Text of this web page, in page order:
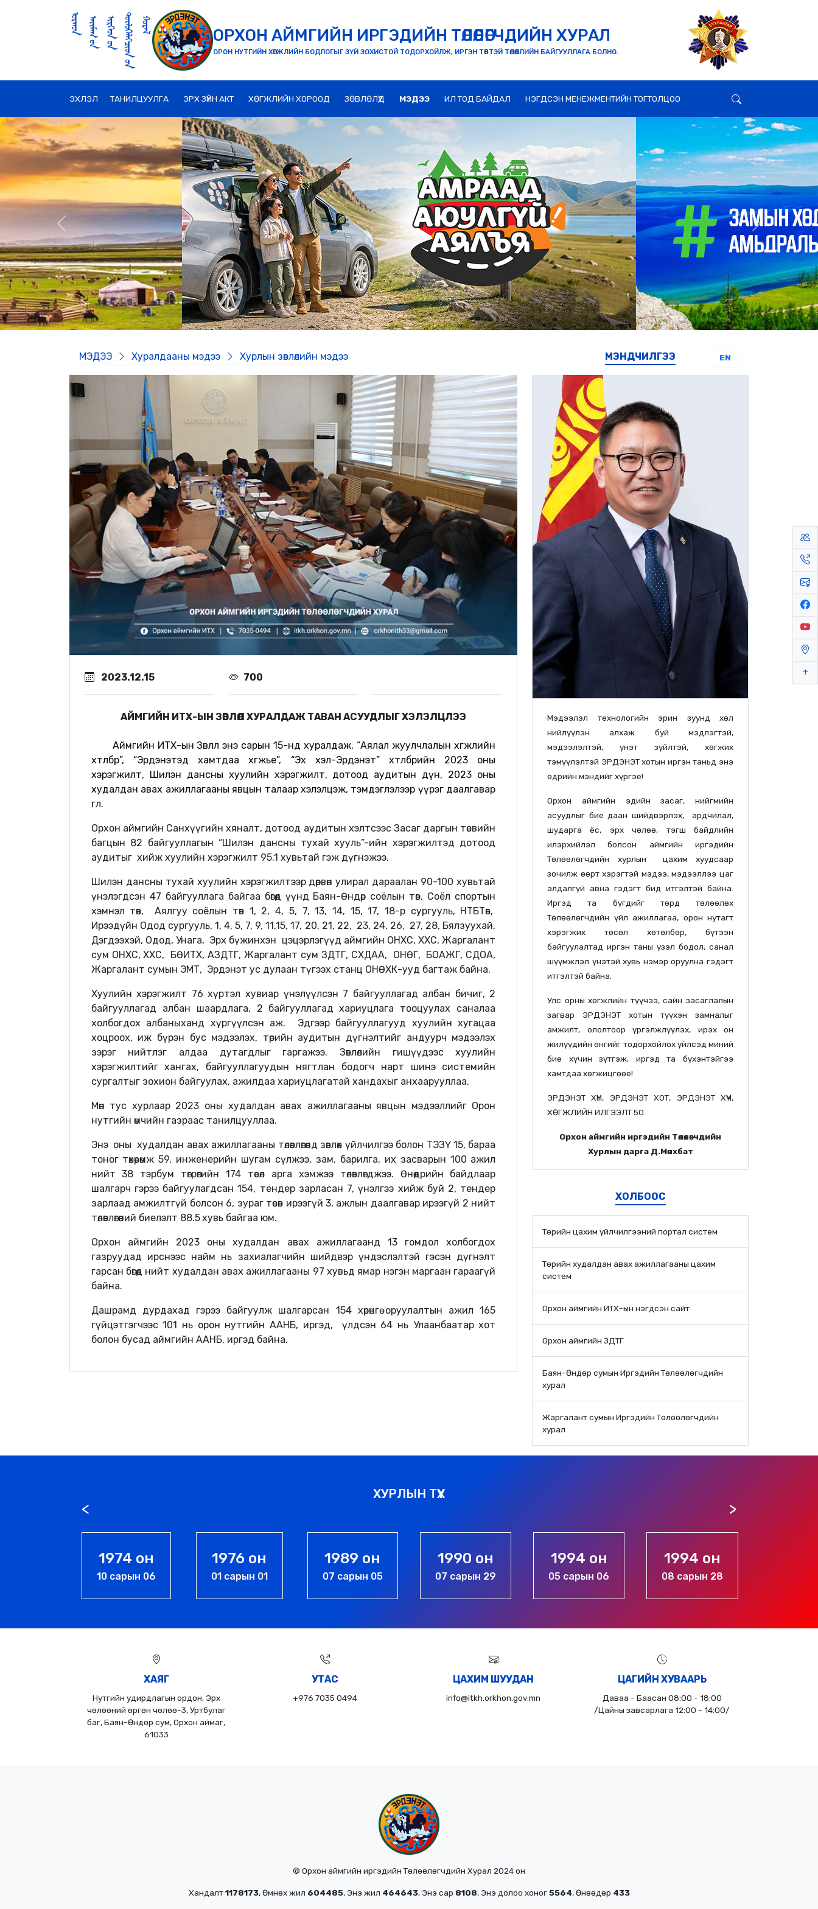
ОРХОН АЙМГИЙН ИРГЭДИЙН ТӨЛӨӨЛӨГЧДИЙН ХУРАЛ
ОРОН НУТГИЙН ХӨГЖЛИЙН БОДЛОГЫГ ЗҮЙ ЗОХИСТОЙ ТОДОРХОЙЛЖ, ИРГЭН ТӨВТЭЙ ТӨЛӨӨЛЛИЙН БАЙГУУЛЛАГА БОЛНО.
ЭХЛЭЛ ТАНИЛЦУУЛГА ЭРХ ЗҮЙН АКТ ХӨГЖЛИЙН ХОРООД ЗӨВЛӨЛҮҮД МЭДЭЭ ИЛ ТОД БАЙДАЛ НЭГДСЭН МЕНЕЖМЕНТИЙН ТОГТОЛЦОО
Previous Next
МЭДЭЭ Хуралдааны мэдээ Хурлын зөвлөлийн мэдээ
2023.12.15 700
АЙМГИЙН ИТХ-ЫН ЗӨВЛӨЛ ХУРАЛДАЖ ТАВАН АСУУДЛЫГ ХЭЛЭЛЦЛЭЭ
Аймгийн ИТХ-ын Зөвлөл энэ сарын 15-нд хуралдаж, “Аялал жуулчлалын хөгжлийн
хөтөлбөр”, “Эрдэнэтэд хамтдаа хөгжье”, “Эх хэл-Эрдэнэт” хөтөлбөрийн 2023 оны
хэрэгжилт, Шилэн дансны хуулийн хэрэгжилт, дотоод аудитын дүн, 2023 оны
худалдан авах ажиллагааны явцын талаар хэлэлцэж, тэмдэглэлээр үүрэг даалгавар
өглөө.
Орхон аймгийн Санхүүгийн хяналт, дотоод аудитын хэлтсээс Засаг даргын төсвийн
багцын 82 байгууллагын “Шилэн дансны тухай хууль”-ийн хэрэгжилтэд дотоод
аудитыг хийж хуулийн хэрэгжилт 95.1 хувьтай гэж дүгнэжээ.
Шилэн дансны тухай хуулийн хэрэгжилтээр дөрвөн улирал дараалан 90-100 хувьтай
үнэлэгдсэн 47 байгууллага байгаа бөгөөд үүнд Баян-Өндөр соёлын төв, Соёл спортын
хэмнэл төв, Аялгуу соёлын төв 1, 2, 4, 5, 7, 13, 14, 15, 17, 18-р сургууль, НТБТөв,
Ирээдүйн Одод сургууль, 1, 4, 5, 7, 9, 11,15, 17, 20, 21, 22, 23, 24, 26, 27, 28, Бялзуухай,
Дэгдээхэй, Одод, Унага, Эрх бүжинхэн цэцэрлэгүүд аймгийн ОНХС, ХХС, Жаргалант
сум ОНХС, ХХС, БӨИТХ, АЗДТГ, Жаргалант сум ЗДТГ, СХДАА, ОНӨГ, БОАЖГ, СДОА,
Жаргалант сумын ЭМТ, Эрдэнэт ус дулаан түгээх станц ОНӨХК-ууд багтаж байна.
Хуулийн хэрэгжилт 76 хүртэл хувиар үнэлүүлсэн 7 байгууллагад албан бичиг, 2
байгууллагад албан шаардлага, 2 байгууллагад хариуцлага тооцуулах саналаа
холбогдох албаныханд хүргүүлсэн аж. Эдгээр байгууллагууд хуулийн хугацаа
хоцроох, иж бүрэн бус мэдээлэх, төрийн аудитын дүгнэлтийг андуурч мэдээлэх
зэрэг нийтлэг алдаа дутагдлыг гаргажээ. Зөвлөлийн гишүүдээс хуулийн
хэрэгжилтийг хангах, байгууллагуудын нягтлан бодогч нарт шинэ системийн
сургалтыг зохион байгуулах, ажилдаа хариуцлагатай хандахыг анхаарууллаа.
Мөн тус хурлаар 2023 оны худалдан авах ажиллагааны явцын мэдээллийг Орон
нутгийн өмчийн газраас танилцууллаа.
Энэ оны худалдан авах ажиллагааны төлөвлөгөөнд зөвлөх үйлчилгээ болон ТЭЗҮ 15, бараа
тоног төхөөрөмж 59, инженерийн шугам сүлжээ, зам, барилга, их засварын 100 ажил
нийт 38 тэрбум төгрөгийн 174 төсөл арга хэмжээ төлөвлөгджээ. Өнөөдрийн байдлаар
шалгарч гэрээ байгуулагдсан 154, тендер зарласан 7, үнэлгээ хийж буй 2, тендер
зарлаад амжилтгүй болсон 6, зураг төсөв ирээгүй 3, ажлын даалгавар ирээгүй 2 нийт
төлөвлөгөөний биелэлт 88.5хувь байгаа юм.
Орхон аймгийн 2023 оны худалдан авах ажиллагаанд 13 гомдол холбогдох
газруудад ирснээс найм нь захиалагчийн шийдвэр үндэслэлтэй гэсэн дүгнэлт
гарсан бөгөөд нийт худалдан авах ажиллагааны 97 хувьд ямар нэгэн маргаан гараагүй
байна.
Дашрамд дурдахад гэрээ байгуулж шалгарсан 154 хөрөнгө оруулалтын ажил 165
гүйцэтгэгчээс 101 нь орон нутгийн ААНБ, иргэд, үлдсэн 64 нь Улаанбаатар хот
болон бусад аймгийн ААНБ, иргэд байна.
МЭНДЧИЛГЭЭ EN
Мэдээлэл технологийн эрин зуунд хөл
нийлүүлэн алхаж буй мэдлэгтэй,
мэдээлэлтэй, үнэт зүйлтэй, хөгжих
тэмүүлэлтэй ЭРДЭНЭТ хотын иргэн таньд энэ
өдрийн мэндийг хүргэе!
Орхон аймгийн эдийн засаг, нийгмийн
асуудлыг бие даан шийдвэрлэх, ардчилал,
шударга ёс, эрх чөлөө, тэгш байдлийн
илэрхийлэл болсон аймгийн иргэдийн
Төлөөлөгчдийн хурлын цахим хуудсаар
зочилж өөрт хэрэгтэй мэдээ, мэдээллээ цаг
алдалгүй авна гэдэгт бид итгэлтэй байна.
Иргэд та бүгдийг төрд төлөөлөх
Төлөөлөгчдийн үйл ажиллагаа, орон нутагт
хэрэгжих төсөл хөтөлбөр, бүтээн
байгуулалтад иргэн таны үзэл бодол, санал
шүүмжлэл үнэтэй хувь нэмэр оруулна гэдэгт
итгэлтэй байна.
Улс орны хөгжлийн түүчээ, сайн засаглалын
загвар ЭРДЭНЭТ хотын түүхэн замналыг
амжилт, ололтоор үргэлжлүүлэх, ирэх он
жилүүдийн өнгийг тодорхойлох үйлсэд миний
бие хүчин зүтгэж, иргэд та бүхэнтэйгээ
хамтдаа хөгжицгөөе!
ЭРДЭНЭТ ХҮН, ЭРДЭНЭТ ХОТ, ЭРДЭНЭТ ХҮЧ,
ХӨГЖЛИЙН ИЛГЭЭЛТ 50
Орхон аймгийн иргэдийн Төлөөлөгчдийн
Хурлын дарга Д.Мөнхбат
ХОЛБООС
Төрийн цахим үйлчилгээний портал систем
Төрийн худалдан авах ажиллагааны цахим
систем
Орхон аймгийн ИТХ-ын нэгдсэн сайт
Орхон аймгийн ЗДТГ
Баян-Өндөр сумын Иргэдийн Төлөөлөгчдийн
хурал
Жаргалант сумын Иргэдийн Төлөөлөгчдийн
хурал
ХУРЛЫН ТҮҮХ
1976 он
01 сарын 01
1989 он
07 сарын 05
1990 он
07 сарын 29
1994 он
05 сарын 06
1994 он
08 сарын 28
1994 он
11 сарын 20
ХАЯГ
Нутгийн удирдлагын ордон, Эрх
чөлөөний өргөн чөлөө-3, Уртбулаг
баг, Баян-Өндөр сум, Орхон аймаг,
61033
УТАС
+976 7035 0494
ЦАХИМ ШУУДАН
info@itkh.orkhon.gov.mn
ЦАГИЙН ХУВААРЬ
Даваа - Баасан 08:00 - 18:00
/Цайны завсарлага 12:00 - 14:00/
© Орхон аймгийн иргэдийн Төлөөлөгчдийн Хурал 2024 он
Хандалт1178173, Өмнөх жил 604485, Энэ жил 464643, Энэ сар 8108, Энэ долоо хоног5564, Өнөөдөр 433